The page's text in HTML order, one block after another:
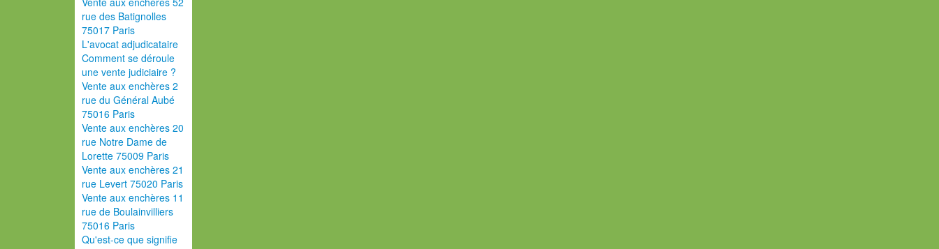
rue des Batignolles
75017 Paris
L'avocat adjudicataire
Comment se déroule
une vente judiciaire ?
Vente aux enchères 2
rue du Général Aubé
75016 Paris
Vente aux enchères 20
rue Notre Dame de
Lorette 75009 Paris
Vente aux enchères 21
rue Levert 75020 Paris
Vente aux enchères 11
rue de Boulainvilliers
75016 Paris
Qu'est-ce que signifie